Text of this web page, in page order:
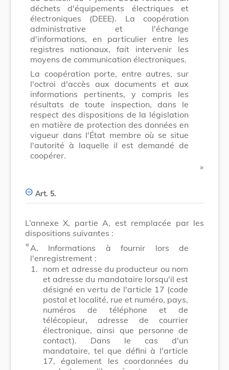
déchets d'équipements électriques et
électroniques (DEEE). La coopération
administrative et l'échange
d'informations, en particulier entre les
registres nationaux, fait intervenir les
moyens de communication électroniques.
La coopération porte, entre autres, sur
l'octroi d'accès aux documents et aux
informations pertinents, y compris les
résultats de toute inspection, dans le
respect des dispositions de la législation
en matière de protection des données en
vigueur dans l'État membre où se situe
l'autorité à laquelle il est demandé de
coopérer.
​ »
Art. 5.
L’annexe X, partie A, est remplacée par les
dispositions suivantes :
​ «A. Informations à fournir lors de
l'enregistrement :
1. nom et adresse du producteur ou nom
et adresse du mandataire lorsqu'il est
désigné en vertu de l'article 17 (code
postal et localité, rue et numéro, pays,
numéros de téléphone et de
télécopieur, adresse de courrier
électronique, ainsi que personne de
contact). Dans le cas d'un
mandataire, tel que défini à l'article
17, également les coordonnées du